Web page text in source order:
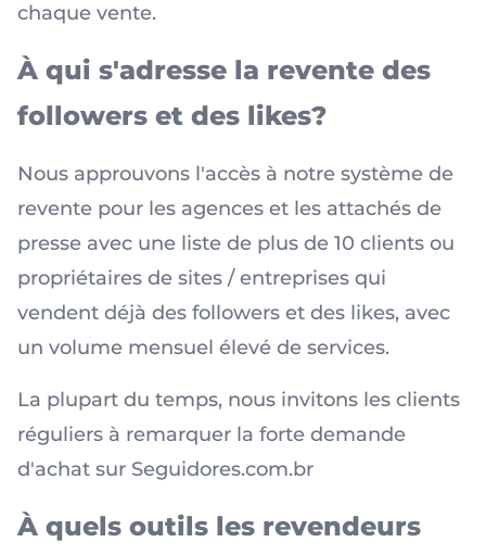
chaque vente.
À qui s'adresse la revente des
followers et des likes?
Nous approuvons l'accès à notre système de
revente pour les agences et les attachés de
presse avec une liste de plus de 10 clients ou
propriétaires de sites / entreprises qui
vendent déjà des followers et des likes, avec
un volume mensuel élevé de services.
La plupart du temps, nous invitons les clients
réguliers à remarquer la forte demande
d'achat sur Seguidores.com.br
À quels outils les revendeurs